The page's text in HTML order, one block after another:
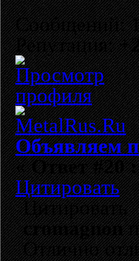
Сообщений:
Репутация:
Объявляем
«Ответ #20 :
Цитировать
Цитировать
cromagnon
Отлично